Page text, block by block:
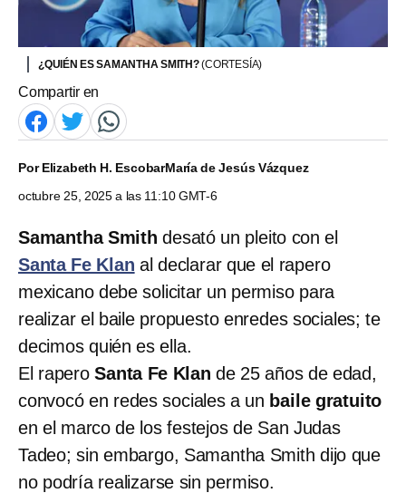
¿QUIÉN ES SAMANTHA SMITH?(CORTESÍA)
Compartir en
PorElizabeth H. EscobarMaría de Jesús Vázquez
octubre 25, 2025 a las 11:10 GMT-6
Samantha Smithdesató un pleito con el
Santa Fe Klan al declarar que el rapero
mexicano debe solicitar un permiso para
realizar el baile propuesto enredes sociales; te
decimos quién es ella.
El raperoSanta Fe Klan de 25 años de edad,
convocó en redes sociales a un baile gratuito
en el marco de los festejos de San Judas
Tadeo; sin embargo, Samantha Smith dijo que
no podría realizarse sin permiso.